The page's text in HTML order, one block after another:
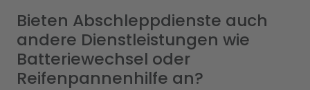
Bieten Abschleppdienste auch
andere Dienstleistungen wie
Batteriewechsel oder
Reifenpannenhilfe an?